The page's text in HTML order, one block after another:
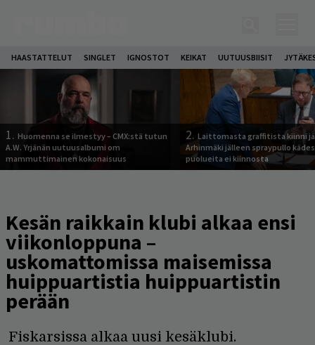
HAASTATTELUT SINGLET IGNOSTOT KEIKAT UUTUUSBIISIT
1. Huomenna se ilmestyy – CMX:stä tutun
A.W. Yrjänän uutuusalbumi om
mammuttimainen kokonaisuus
2. Laittomasta graffitista kiinni
Arhinmäki jälleen spraypullo
puolueita ei kiinnosta
Kesän raikkain klubi alkaa ensi
viikonloppuna –
uskomattomissa maisemissa
huippuartistia huippuartistin
perään
Fiskarsissa alkaa uusi kesäklubi.